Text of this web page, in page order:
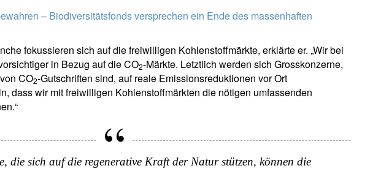
– Biodiversitätsfonds versprechen ein Ende des massenhaften
fokussieren sich auf die freiwilligen Kohlenstoffmärkte, erklärte er. „Wir bei
in Bezug auf die CO2-Märkte. Letztlich werden sich Grosskonzerne,
CO2-Gutschriften sind, auf reale Emissionsreduktionen vor Ort
dass wir mit freiwilligen Kohlenstoffmärkten die nötigen umfassenden
die sich auf die regenerative Kraft der Natur stützen, können die
Email